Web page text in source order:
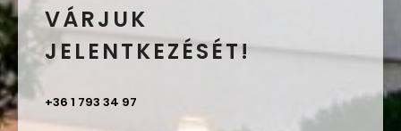
VÁRJUK
JELENTKEZÉSÉT!
+36 1 793 34 97